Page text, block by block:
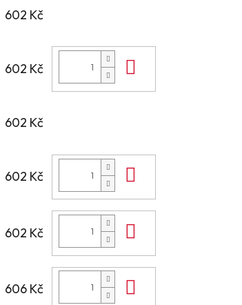
602 Kč
602 Kč
602 Kč
602 Kč
602 Kč
606 Kč